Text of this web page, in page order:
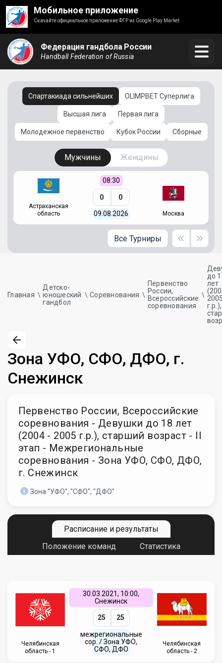
Мобильное приложение
Скачайте официальное приложение ФГР из Google Play Market
Федерация гандбола России
Handball Federation of Russia
Спартакиада сильнейших OLIMPBET Суперлига
Высшая лига Первая лига
Молодежное первенство Кубок России Сборные
Мужчины Женщины
Астраханская
область
08:30
0 0
09.08.2026 Москва
Все Турниры
Главная
Детско-
юношеский
гандбол
Соревнования
Первенство
России,
Всероссийские
соревнования
до
лет
г.р.),
Зона УФО, СФО, ДФО, г.
Снежинск
Первенство России, Всероссийские
соревнования - Девушки до 18 лет
(2004 - 2005 г.р.), старший возраст - II
этап - Межрегиональные
соревнования - Зона УФО, СФО, ДФО,
г. Снежинск
Зона "УФО", "СФО", "ДФО"
Расписание и результаты
Положение команд
Статистика
Челябинская
область - 1
30.03.2021, 10:00,
Снежинск
25 25
межрегиональные
сор. / Зона УФО,
СФО, ДФО
Челябинская
область - 2